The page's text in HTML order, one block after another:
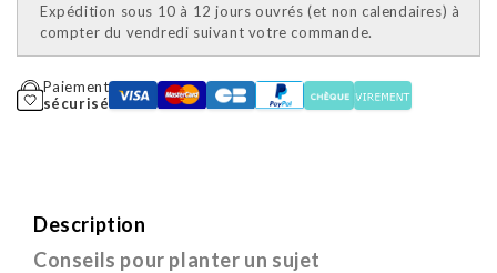
Expédition sous 10 à 12 jours ouvrés (et non calendaires) à
compter du vendredi suivant votre commande.
Paiement
sécurisé
Description
Conseils pour planter un sujet